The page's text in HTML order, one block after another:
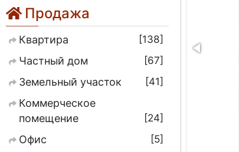
Продажа
Квартира
138
Частный дом
67
Земельный участок
41
Коммерческое
помещение
24
Офис
5